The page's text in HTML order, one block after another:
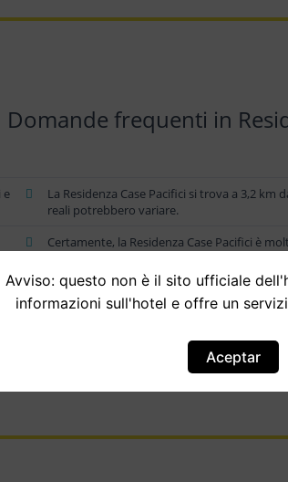
Domande frequenti in
e
La Residenza Case Pacifici si trova a 3,2
reali potrebbero variare.
Certamente, la Residenza Case Pacifici è
Alla Residenza Case Pacifici, l orario per il
I costi della Residenza Case Pacifici
ecc.). Per visualizzare le tariffe, ti
Avviso: questo non è il sito ufficiale
informazioni sull'hotel e offre un
Aceptar